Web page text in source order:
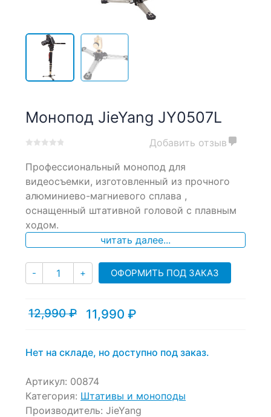
Монопод JieYang JY0507L
out
based
on
customer
ratings
Добавить отзыв
Профессиональный монопод для
видеосъемки, изготовленный из прочного
алюминиево-магниевого сплава ,
оснащенный штативной головой с плавным
ходом.
читать далее...
- Количество
+ ОФОРМИТЬ ПОД ЗАКАЗ
12,990₽
Первоначальная
12,990 ₽.
11,990 ₽
Текущая
Нет на складе, но доступно под заказ.
Артикул: 00874
Категория: Штативы и моноподы
Производитель: JieYang